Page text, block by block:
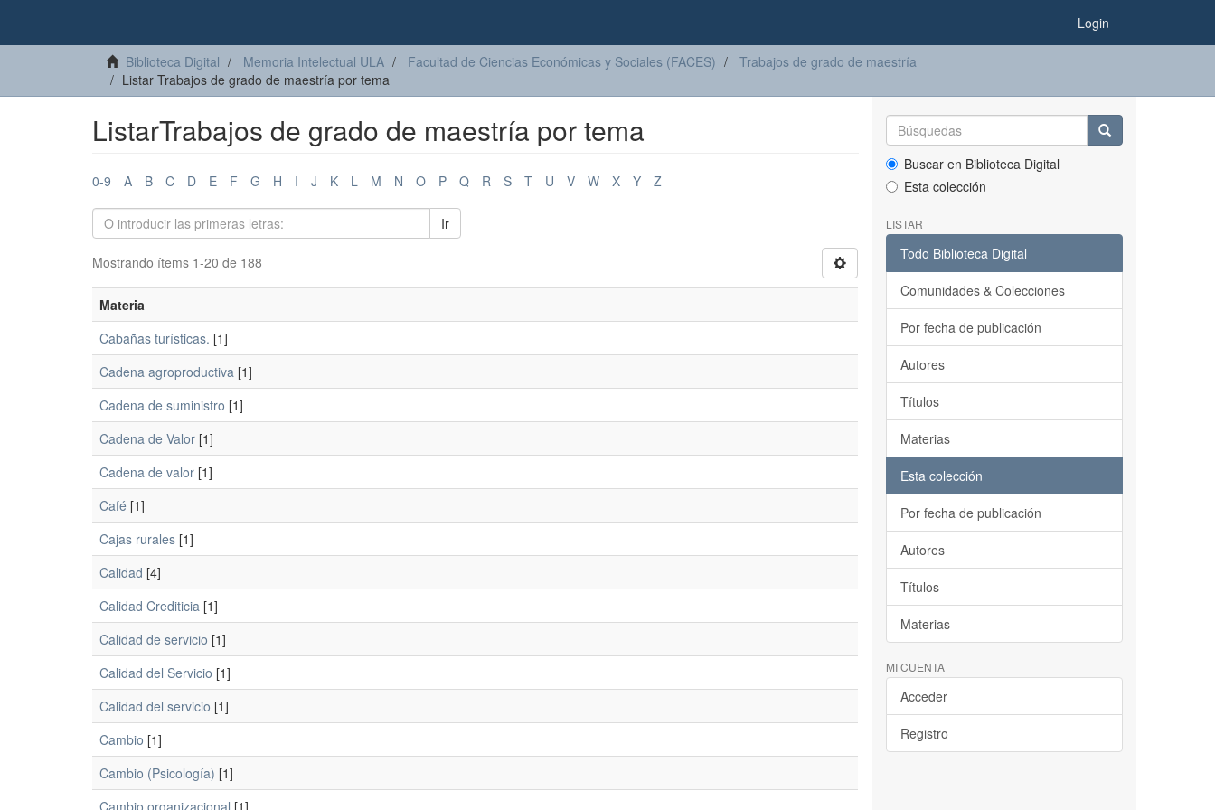
Login
Biblioteca Digital Memoria Intelectual ULA Facultad de Ciencias Económicas y Sociales (FACES)
Trabajos de grado de maestría
Listar Trabajos de grado de maestría por tema
ListarTrabajos de grado de maestría por tema
0-9 A B C D E F G H I J K L M N O P Q R S T U V W X Y Z
Ir
Mostrando ítems 1-20 de 188
Materia
Cabañas turísticas. [1]
Cadena agroproductiva [1]
Cadena de suministro [1]
Cadena de Valor [1]
Cadena de valor [1]
Café [1]
Cajas rurales [1]
Calidad [4]
Calidad Crediticia [1]
Calidad de servicio [1]
Calidad del Servicio [1]
Calidad del servicio [1]
Cambio [1]
Cambio (Psicología) [1]
Cambio organizacional [1]
Buscar en Biblioteca Digital
Esta colección
LISTAR
Todo Biblioteca Digital
Comunidades & Colecciones
Por fecha de publicación
Autores
Títulos
Materias
Esta colección
Por fecha de publicación
Autores
Títulos
Materias
MI CUENTA
Acceder
Registro